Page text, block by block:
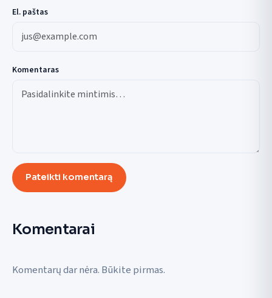
El. paštas
Komentaras
Pateikti komentarą
Komentarai
Komentarų dar nėra. Būkite pirmas.